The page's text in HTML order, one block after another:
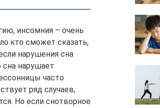
инсомния – очень
кто сможет сказать,
нарушения сна
сна нарушает
часто
ряд случаев,
Но если снотворное